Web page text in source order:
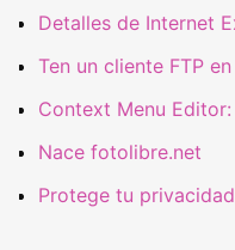
Detalles de Internet
Ten un cliente FTP
Context Menu
Nace fotolibre.net
Protege tu